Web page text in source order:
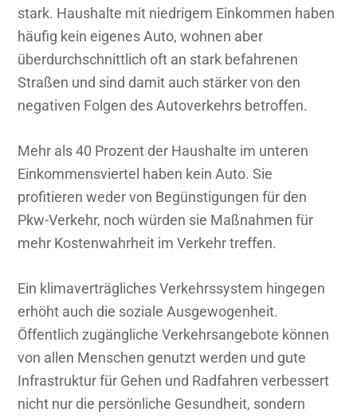
stark. Haushalte mit niedrigem Einkommen haben
häufig kein eigenes Auto, wohnen aber
überdurchschnittlich oft an stark befahrenen
Straßen und sind damit auch stärker von den
negativen Folgen des Autoverkehrs betroffen.
Mehr als 40 Prozent der Haushalte im unteren
Einkommensviertel haben kein Auto. Sie
profitieren weder von Begünstigungen für den
Pkw-Verkehr, noch würden sie Maßnahmen für
mehr Kostenwahrheit im Verkehr treffen.
Ein klimaverträgliches Verkehrssystem hingegen
erhöht auch die soziale Ausgewogenheit.
Öffentlich zugängliche Verkehrsangebote können
von allen Menschen genutzt werden und gute
Infrastruktur für Gehen und Radfahren verbessert
nicht nur die persönliche Gesundheit, sondern